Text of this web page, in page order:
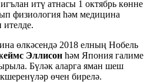
итү атнасы 1 октябрь көнне
физиология һәм медицина
ителде.
өлкәсендә 2018 елның Нобель
Эллисон һәм Япония галиме
Бүләк аларга яман шеш
өчен бирелә.